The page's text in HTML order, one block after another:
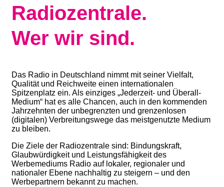
Radiozentrale.
Wer wir sind.
Das Radio in Deutschland nimmt mit seiner Vielfalt,
Qualität und Reichweite einen internationalen
Spitzenplatz ein. Als einziges „Jederzeit- und Überall-
Medium“ hat es alle Chancen, auch in den kommenden
Jahrzehnten der unbegrenzten und grenzenlosen
(digitalen) Verbreitungswege das meistgenutzte Medium
zu bleiben.
Die Ziele der Radiozentrale sind: Bindungskraft,
Glaubwürdigkeit und Leistungsfähigkeit des
Werbemediums Radio auf lokaler, regionaler und
nationaler Ebene nachhaltig zu steigern – und den
Werbepartnern bekannt zu machen.